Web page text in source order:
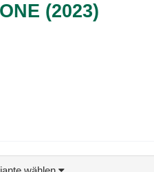
(2023)